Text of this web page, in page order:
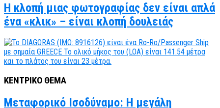
Η κλοπή μιας φωτογραφίας δεν είναι απλά
ένα «κλικ» – είναι κλοπή δουλειάς
ΚΕΝΤΡΙΚΟ ΘΕΜΑ
Μεταφορικό Ισοδύναμο: Η μεγάλη